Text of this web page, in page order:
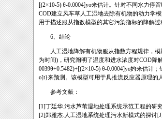
[(2×10-5) θ-0.0004]yo来估计。针对不同水力停
COD建立风车草人工湿地去除有机物的动力学
用于描述服从指数模型的其它污染指标的降解
6、结论
人工湿地降解有机物服从指数方程规律，模
为时间)，研究阐明了温度和进水浓度对COD降
0039θ+0.5482)+[(2×10-5) θ-0.0004]yo妁来估计
o]t}来预测。该模型可用于具推流反应器原理的
参考文献：
[1]丁廷华.污水芦苇湿地处理系统示范工程的研
[2]郑雅杰.人工湿地系统处理污水新模式的探讨